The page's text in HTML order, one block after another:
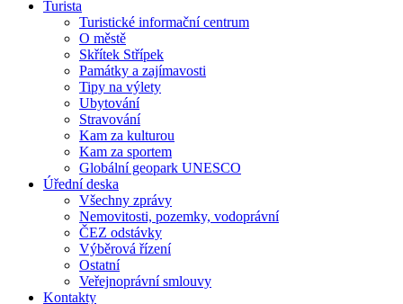
Turista
Turistické informační centrum
O městě
Skřítek Střípek
Památky a zajímavosti
Tipy na výlety
Ubytování
Stravování
Kam za kulturou
Kam za sportem
Globální geopark UNESCO
Úřední deska
Všechny zprávy
Nemovitosti, pozemky, vodoprávní
ČEZ odstávky
Výběrová řízení
Ostatní
Veřejnoprávní smlouvy
Kontakty